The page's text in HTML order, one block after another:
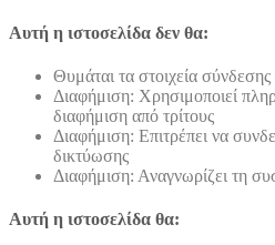
Αυτή η ιστοσελίδα δεν θα:
Θυμάται τα στοιχεία
Διαφήμιση: Χρησιμοποιεί
διαφήμιση από τρίτους
Διαφήμιση: Επιτρέπει να
δικτύωσης
Διαφήμιση: Αναγνωρίζει τη
Αυτή η ιστοσελίδα θα: